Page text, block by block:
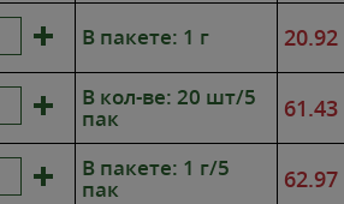
В пакете: 1 г 20.92
В кол-ве: 20 шт/5
пак 61.43
В пакете: 1 г/5
пак 62.97